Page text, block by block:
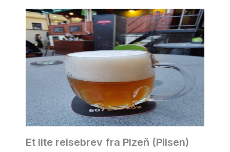
Et lite reisebrev fra Plzeň (Pilsen)